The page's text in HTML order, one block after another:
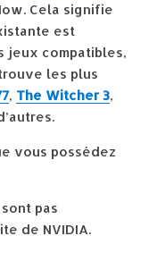
Cela signifie
est
jeux compatibles,
les plus
, The Witcher 3,
vous possédez
pas
de NVIDIA.